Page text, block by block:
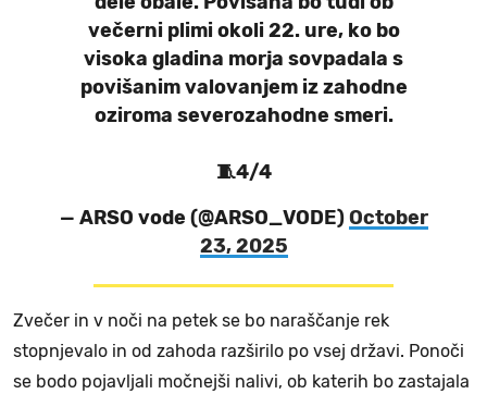
večerni plimi okoli 22. ure, ko bo
visoka gladina morja sovpadala s
povišanim valovanjem iz zahodne
oziroma severozahodne smeri.
🧵4/4
— ARSO vode (@ARSO_VODE)October
23, 2025
Zvečer in v noči na petek se bo naraščanje rek
stopnjevalo in od zahoda razširilo po vsej državi. Ponoči
se bodo pojavljali močnejši nalivi, ob katerih bo zastajala